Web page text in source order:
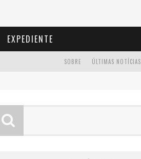
EXPEDIENTE
ÚLTIMAS NOTÍCIAS
SOBRE